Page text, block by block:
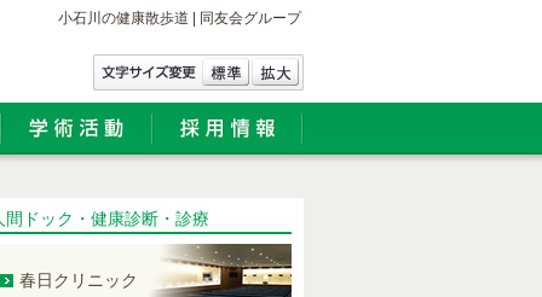
小石川の健康散歩道 | 同友会グループ
間ドック・健康診断・診療
春日クリニック